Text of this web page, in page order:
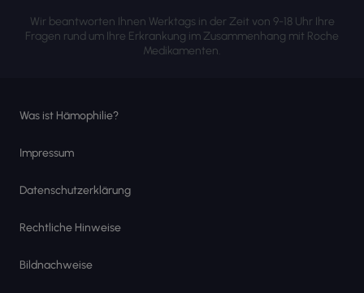
Was ist Hämophilie?
Impressum
Datenschutzerklärung
Rechtliche Hinweise
Bildnachweise
Wir beantworten Ihnen Werktags in der Zeit von 9-18 Uhr Ihre
Fragen rund um Ihre Erkrankung im Zusammenhang mit Roche
Medikamenten.